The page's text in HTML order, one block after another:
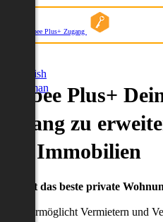
Flatbee Plus+ Zugang
English
German
Plus+
zu
Immobilien
willst das beste private
ermöglicht Vermietern und